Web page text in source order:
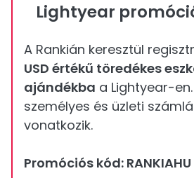
Lightyear
A Rankián keresztül
USD értékű töredékes
ajándékba a Lightyear-
személyes és üzleti
vonatkozik.
Promóciós kód: RANKIAHU